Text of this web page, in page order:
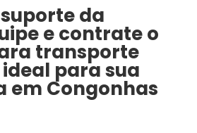
da
e contrate o
transporte
ideal para sua
em Congonhas